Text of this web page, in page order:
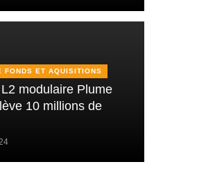
FONDS ET AQUISITIONS
modulaire Plume
10 millions de